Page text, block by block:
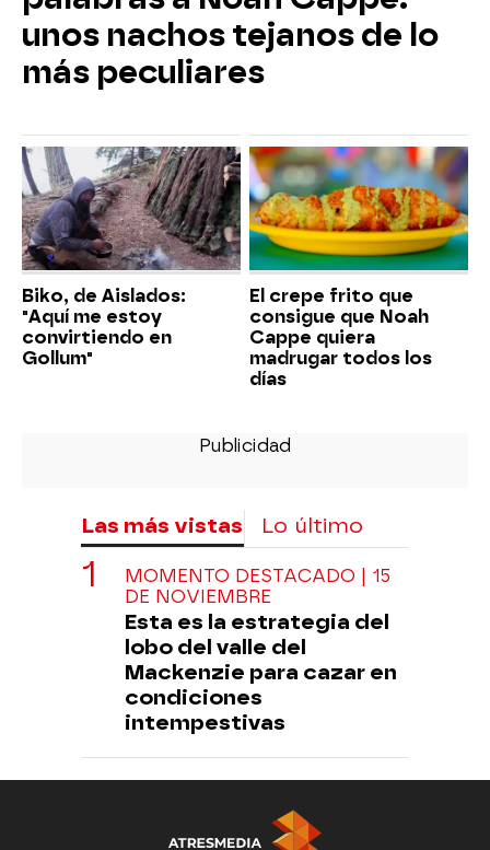
unos nachos tejanos de lo
más peculiares
Biko, de Aislados:
"Aquí me estoy
convirtiendo en
Gollum"
El crepe frito que
consigue que Noah
Cappe quiera
madrugar todos los
días
Las más vistas Lo último
MOMENTO DESTACADO | 15
DE NOVIEMBRE
Esta es la estrategia del
lobo del valle del
Mackenzie para cazar en
condiciones
intempestivas